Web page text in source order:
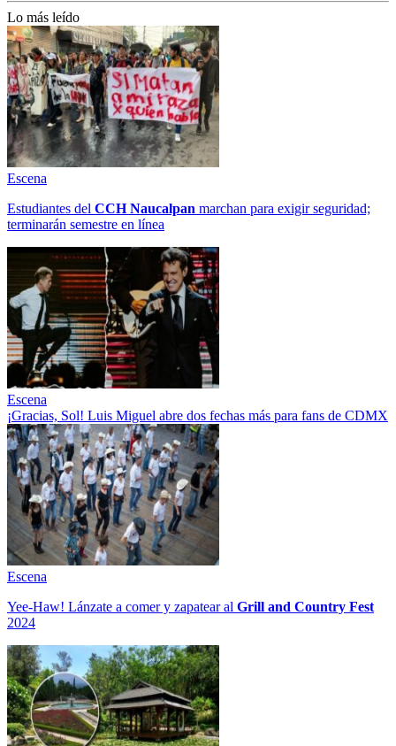
Lo más leído
Escena
Estudiantes del CCH Naucalpan marchan para exigir seguridad;
terminarán semestre en línea
Escena
¡Gracias, Sol! Luis Miguel abre dos fechas más para fans de CDMX
Escena
Yee-Haw! Lánzate a comer y zapatear al Grill and Country Fest
2024